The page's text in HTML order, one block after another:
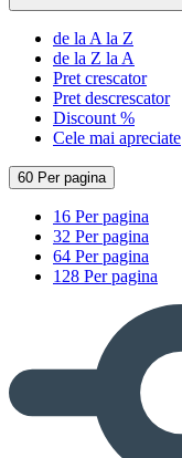
de la A la Z
de la Z la A
Pret crescator
Pret descrescator
Discount %
Cele mai apreciate
60 Per pagina
16 Per pagina
32 Per pagina
64 Per pagina
128 Per pagina